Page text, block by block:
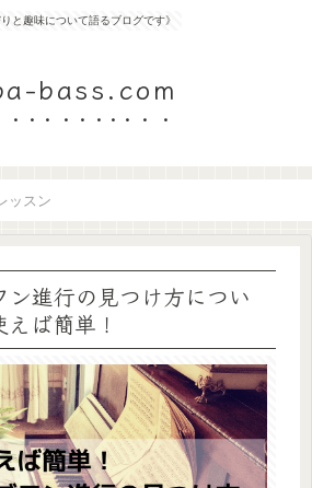
りと趣味について語るブログです》
bass.com
ッスン
ン進行の見つけ方につい
ば簡単！